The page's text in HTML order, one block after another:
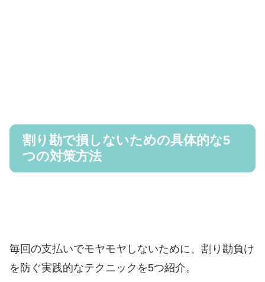
割り勘で損しないための具体的な5
つの対策方法
毎回の支払いでモヤモヤしないために、割り勘負け
を防ぐ実践的なテクニックを5つ紹介。